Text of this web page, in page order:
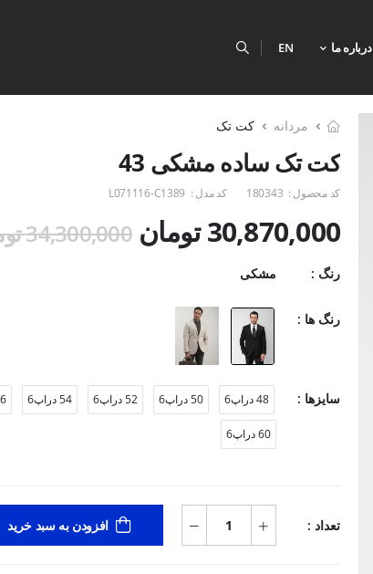
درباره ما EN
مردانه کت تک
کت تک ساده مشکی 43
کد محصول : 180343 کد مدل : L071116-C1389
30,870,000 تومان 34,300,000 تومان
رنگ : مشکی
رنگ ها :
سایزها : 48 دراپ6 50 دراپ6 52 دراپ6 54 دراپ6 56
60 دراپ6
تعداد : افزودن به سبد خرید